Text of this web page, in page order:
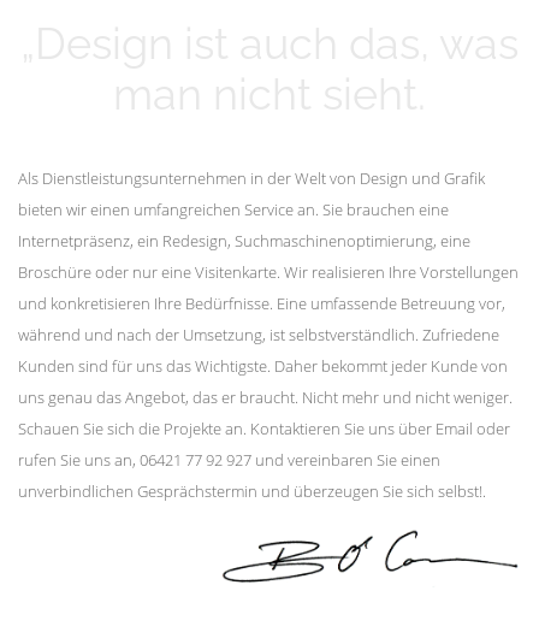
Als Dienstleistungsunternehmen in der Welt von Design und Grafik
bieten wir einen umfangreichen Service an. Sie brauchen eine
Internetpräsenz, ein Redesign, Suchmaschinenoptimierung, eine
Broschüre oder nur eine Visitenkarte. Wir realisieren Ihre Vorstellungen
und konkretisieren Ihre Bedürfnisse. Eine umfassende Betreuung vor,
während und nach der Umsetzung, ist selbstverständlich. Zufriedene
Kunden sind für uns das Wichtigste. Daher bekommt jeder Kunde von
uns genau das Angebot, das er braucht. Nicht mehr und nicht weniger.
Schauen Sie sich die Projekte an. Kontaktieren Sie uns über Email oder
rufen Sie uns an, 06421 77 92 927 und vereinbaren Sie einen
unverbindlichen Gesprächstermin und überzeugen Sie sich selbst!.